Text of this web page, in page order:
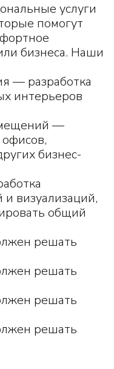
услуги
помогут
бизнеса. Наши
— разработка
интерьеров
—
бизнес-
визуализаций,
общий
решать
решать
решать
решать